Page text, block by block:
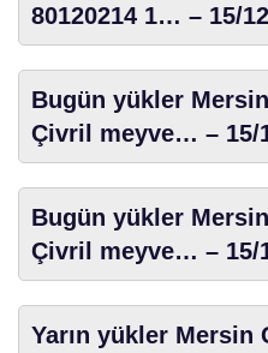
80120214 1… – 15/
Bugün yükler
Çivril meyve… – 15/
Bugün yükler
Çivril meyve… – 15/
Yarın yükler Mersin